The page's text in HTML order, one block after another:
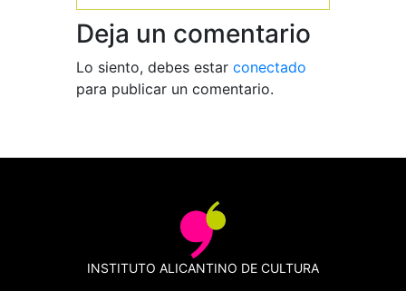
Deja un comentario
Lo siento, debes estar conectado
para publicar un comentario.
INSTITUTO ALICANTINO DE CULTURA